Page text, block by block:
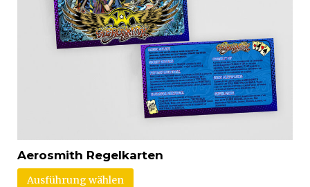
Aerosmith Regelkarten
Ausführung wählen